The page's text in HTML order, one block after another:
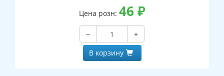
Цена розн: 46 ₽
−
+
В корзину